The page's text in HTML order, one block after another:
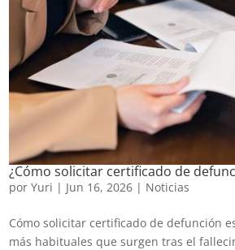
¿Cómo solicitar certificado de
porYuri | Jun 16, 2026 | Noticias
Cómo solicitar certificado de defunción
más habituales que surgen tras el